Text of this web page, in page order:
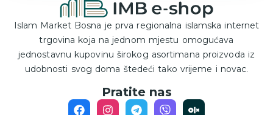
Islam Market Bosna je prva regionalna islamska internet
trgovina koja na jednom mjestu omogućava
jednostavnu kupovinu širokog asortimana proizvoda iz
udobnosti svog doma štedeći tako vrijeme i novac.
Pratite nas